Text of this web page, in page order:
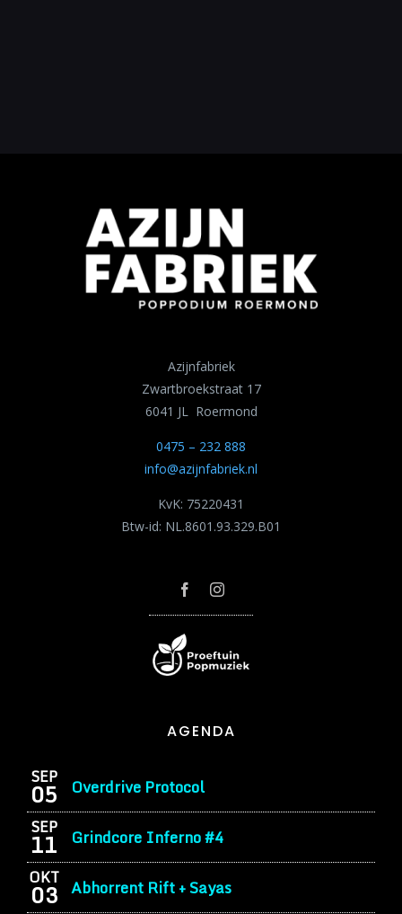
AGENDA
SEP
05 Overdrive Protocol
SEP
11 Grindcore Inferno #4
OKT
03 Abhorrent Rift + Sayas
Azijnfabriek
Zwartbroekstraat 17
6041 JL Roermond
0475 – 232 888
info@azijnfabriek.nl
KvK: 75220431
Btw-id: NL.8601.93.329.B01